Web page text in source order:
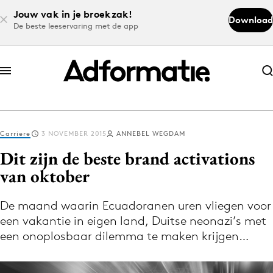
Jouw vak in je broekzak!
De beste leeservaring met de app
Download
Abonneer nu
Abonneer nu
Log in
Volg het laatste nieuws via de Adformatie
Nieuws app
Carriere 3 NOVEMBER 2015 ANNEBEL WEGDAM
Dit zijn de beste brand activations
van oktober
De maand waarin Ecuadoranen uren vliegen voor
een vakantie in eigen land, Duitse neonazi’s met
een onoplosbaar dilemma te maken krijgen…